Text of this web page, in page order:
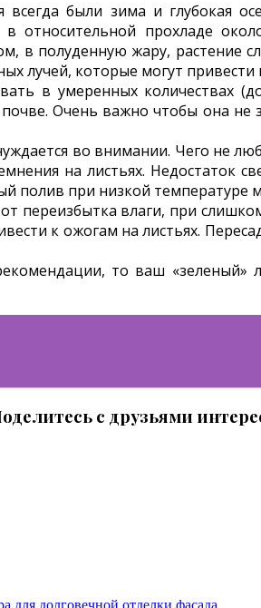
были зима и глубокая
относительной прохладе
в полуденную жару, растение
лучей, которые могут привести
в умеренных количествах
Очень важно чтобы она не
во внимании. Чего не
на листьях.
полив при низкой температуре
переизбытка влаги, при
к ожогам на листьях.
то ваш
с друзьями